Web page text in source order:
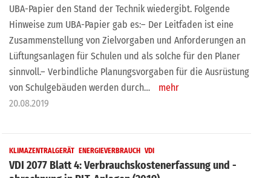
UBA-Papier den Stand der Technik wiedergibt. Folgende
Hinweise zum UBA-Papier gab es:– Der Leitfaden ist eine
Zusammenstellung von Zielvorgaben und Anforderungen an
Lüftungsanlagen für Schulen und als solche für den Planer
sinnvoll.– Verbindliche Planungsvorgaben für die Ausrüstung
von Schulgebäuden werden durch…
mehr
20.08.2019
KLIMAZENTRALGERÄT ENERGIEVERBRAUCH VDI
VDI 2077 Blatt 4: Verbrauchskostenerfassung und -